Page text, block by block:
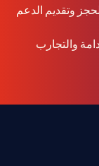
وتقديم الدعم
والتجارب